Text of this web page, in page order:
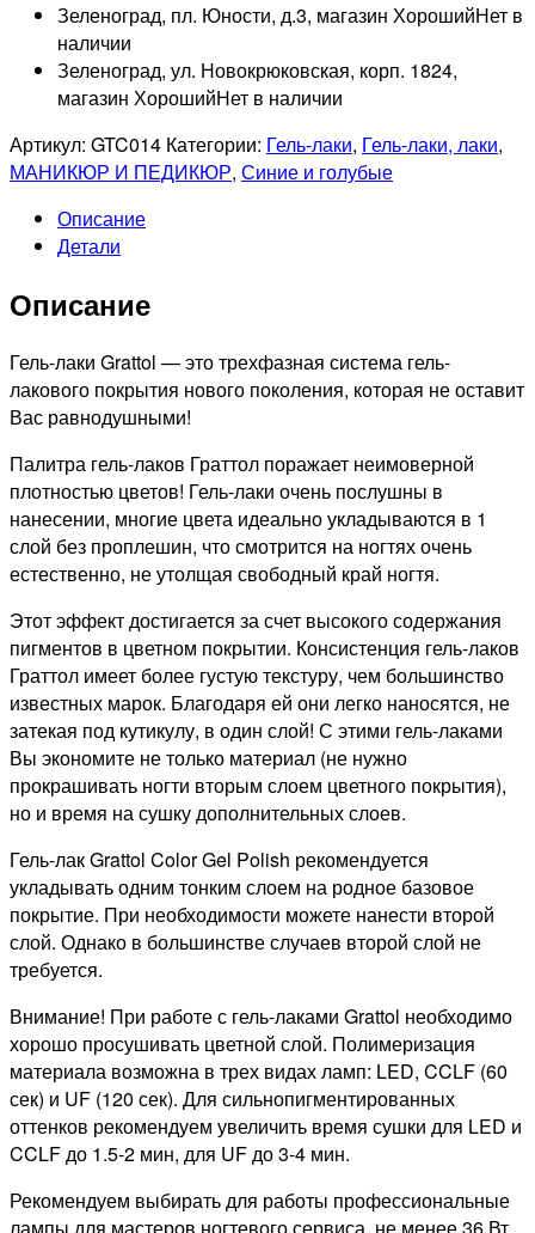
Зеленоград, пл. Юности, д.3, магазин ХорошийНет в
наличии
Зеленоград, ул. Новокрюковская, корп. 1824,
магазин ХорошийНет в наличии
Артикул: GTC014 Категории: Гель-лаки, Гель-лаки, лаки,
МАНИКЮР И ПЕДИКЮР, Синие и голубые
Описание
Детали
Описание
Гель-лаки Grattol — это трехфазная система гель-
лакового покрытия нового поколения, которая не оставит
Вас равнодушными!
Палитра гель-лаков Граттол поражает неимоверной
плотностью цветов! Гель-лаки очень послушны в
нанесении, многие цвета идеально укладываются в 1
слой без проплешин, что смотрится на ногтях очень
естественно, не утолщая свободный край ногтя.
Этот эффект достигается за счет высокого содержания
пигментов в цветном покрытии. Консистенция гель-лаков
Граттол имеет более густую текстуру, чем большинство
известных марок. Благодаря ей они легко наносятся, не
затекая под кутикулу, в один слой! С этими гель-лаками
Вы экономите не только материал (не нужно
прокрашивать ногти вторым слоем цветного покрытия),
но и время на сушку дополнительных слоев.
Гель-лак Grattol Color Gel Polish рекомендуется
укладывать одним тонким слоем на родное базовое
покрытие. При необходимости можете нанести второй
слой. Однако в большинстве случаев второй слой не
требуется.
Внимание! При работе с гель-лаками Grattol необходимо
хорошо просушивать цветной слой. Полимеризация
материала возможна в трех видах ламп: LED, CCLF (60
сек) и UF (120 сек). Для сильнопигментированных
оттенков рекомендуем увеличить время сушки для LED и
CCLF до 1.5-2 мин, для UF до 3-4 мин.
Рекомендуем выбирать для работы профессиональные